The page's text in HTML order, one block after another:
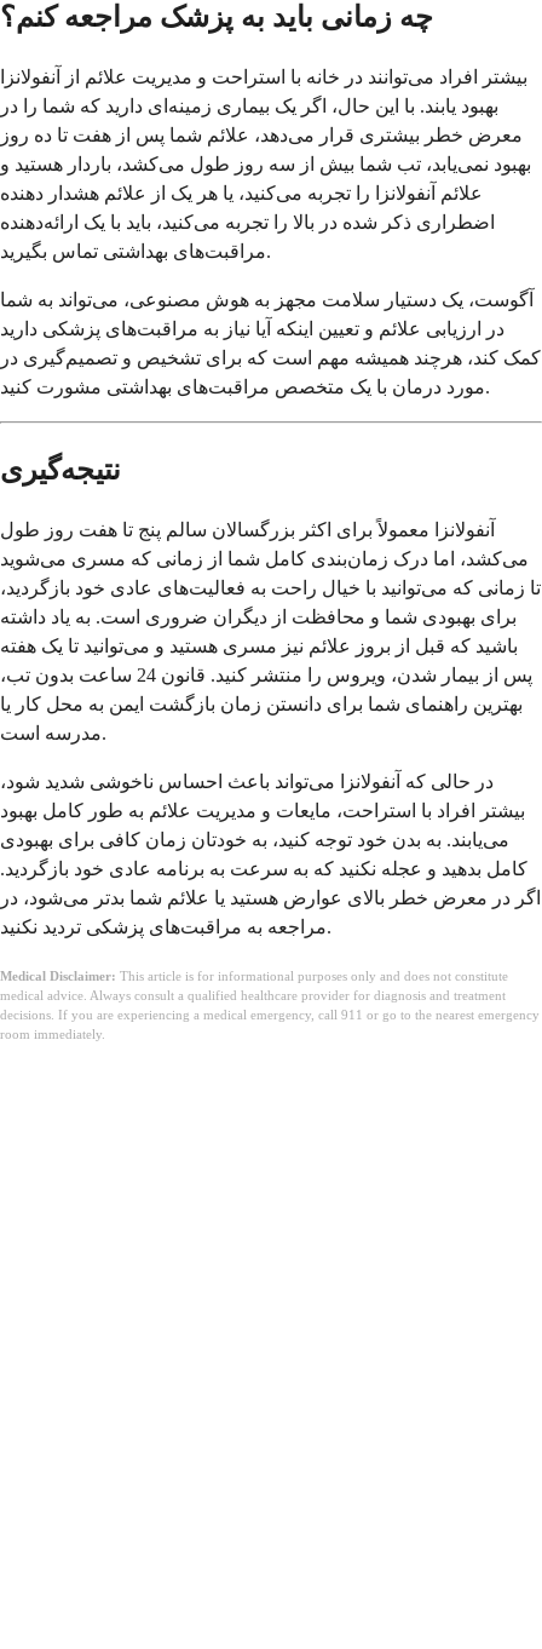
چه زمانی باید به پزشک مراجعه کنم؟
بیشتر افراد می‌توانند در خانه با استراحت و مدیریت علائم از آنفولانزا
بهبود یابند. با این حال، اگر یک بیماری زمینه‌ای دارید که شما را در
معرض خطر بیشتری قرار می‌دهد، علائم شما پس از هفت تا ده روز
بهبود نمی‌یابد، تب شما بیش از سه روز طول می‌کشد، باردار هستید و
علائم آنفولانزا را تجربه می‌کنید، یا هر یک از علائم هشدار دهنده
اضطراری ذکر شده در بالا را تجربه می‌کنید، باید با یک ارائه‌دهنده
مراقبت‌های بهداشتی تماس بگیرید.
آگوست، یک دستیار سلامت مجهز به هوش مصنوعی، می‌تواند به شما
در ارزیابی علائم و تعیین اینکه آیا نیاز به مراقبت‌های پزشکی دارید
کمک کند، هرچند همیشه مهم است که برای تشخیص و تصمیم‌گیری در
مورد درمان با یک متخصص مراقبت‌های بهداشتی مشورت کنید.
نتیجه‌گیری
آنفولانزا معمولاً برای اکثر بزرگسالان سالم پنج تا هفت روز طول
می‌کشد، اما درک زمان‌بندی کامل شما از زمانی که مسری می‌شوید
تا زمانی که می‌توانید با خیال راحت به فعالیت‌های عادی خود بازگردید،
برای بهبودی شما و محافظت از دیگران ضروری است. به یاد داشته
باشید که قبل از بروز علائم نیز مسری هستید و می‌توانید تا یک هفته
پس از بیمار شدن، ویروس را منتشر کنید. قانون 24 ساعت بدون تب،
بهترین راهنمای شما برای دانستن زمان بازگشت ایمن به محل کار یا
مدرسه است.
در حالی که آنفولانزا می‌تواند باعث احساس ناخوشی شدید شود،
بیشتر افراد با استراحت، مایعات و مدیریت علائم به طور کامل بهبود
می‌یابند. به بدن خود توجه کنید، به خودتان زمان کافی برای بهبودی
کامل بدهید و عجله نکنید که به سرعت به برنامه عادی خود بازگردید.
اگر در معرض خطر بالای عوارض هستید یا علائم شما بدتر می‌شود، در
مراجعه به مراقبت‌های پزشکی تردید نکنید.
Medical Disclaimer: This article is for informational purposes only and does not constitute
medical advice. Always consult a qualified healthcare provider for diagnosis and treatment
decisions. If you are experiencing a medical emergency, call 911 or go to the nearest emergency
room immediately.